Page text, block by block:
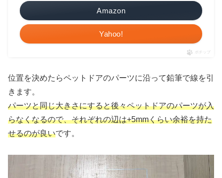
Amazon
Yahoo!
ポチップ
位置を決めたらペットドアのパーツに沿って鉛筆で線を引
きます。
パーツと同じ大きさにすると後々ペットドアのパーツが入
らなくなるので、それぞれの辺は+5mmくらい余裕を持た
せるのが良いです。